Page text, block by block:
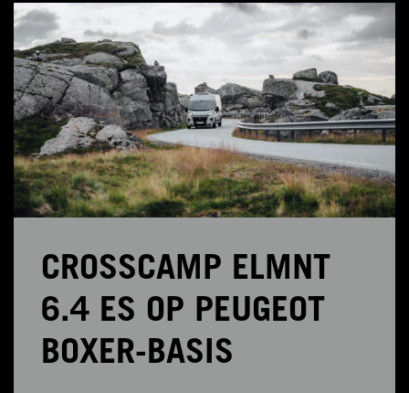
CROSSCAMP ELMNT
6.4 ES OP PEUGEOT
BOXER-BASIS